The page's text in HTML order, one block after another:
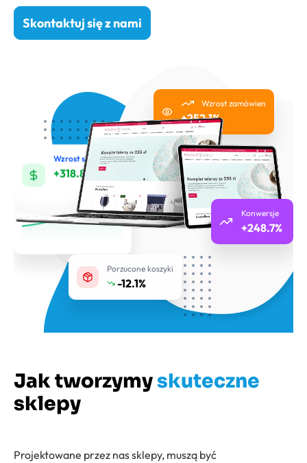
Skontaktuj się z nami
Wzrost sprzedaży
+318.8%
Konwersje
+248.7%
Wzrost zamówien
+252.1%
Porzucone koszyki
-12.1%
Jak tworzymyskuteczne
sklepy
Projektowane przez nas sklepy, muszą być